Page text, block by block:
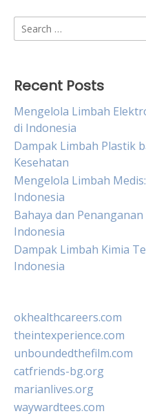
Search
for:
Recent Posts
Mengelola Limbah
di Indonesia
Dampak Limbah Plastik
Kesehatan
Mengelola Limbah
Indonesia
Bahaya dan
Indonesia
Dampak Limbah Kimia
Indonesia
okhealthcareers.com
theintexperience.com
unboundedthefilm.com
catfriends-bg.org
marianlives.org
waywardtees.com